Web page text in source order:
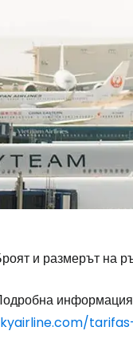
и размерът на
информация